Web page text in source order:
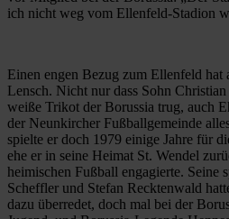
ich nicht weg vom Ellenfeld-Stadion
Einen engen Bezug zum Ellenfeld hat
Lensch. Nicht nur dass Sohn
weiße Trikot der Borussia trug, auch
der Neunkircher Fußballgemeinde
spielte er doch 1979 einige Jahre für
ehe er in seine Heimat St. Wendel
heimischen Fußball engagierte. Seine
Scheffler und Stefan Recktenwald
dazu überredet, doch mal bei der